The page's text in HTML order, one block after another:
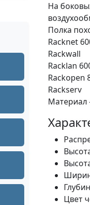
На
Полка
Racknet
Rackwall
Racklan
Rackopen
Rackserv
Материал
Цвет